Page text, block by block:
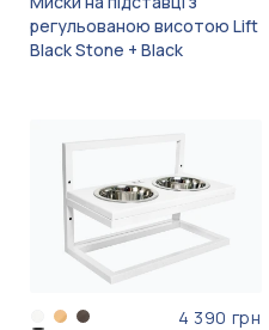
регульованою висотою Lift
Black Stone + Black
4 390 грн